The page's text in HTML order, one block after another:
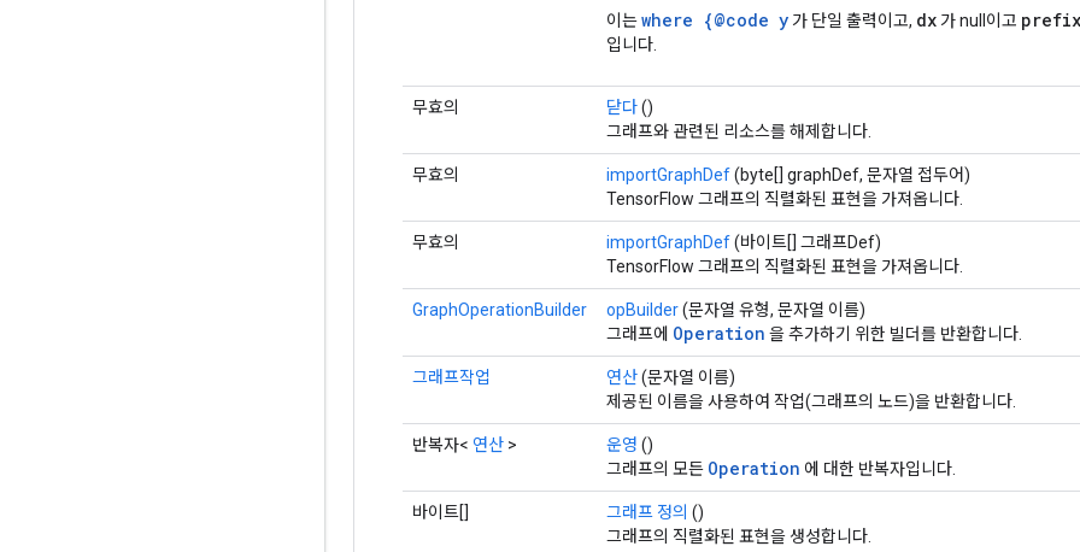
이는where {@code y 가 단일 출력이고, dx 가 null이고 prefix
입니다.
무효의 닫다()
그래프와 관련된 리소스를 해제합니다.
무효의 importGraphDef(byte[] graphDef, 문자열 접두어)
TensorFlow 그래프의 직렬화된 표현을 가져옵니다.
무효의 importGraphDef(바이트[] 그래프Def)
TensorFlow 그래프의 직렬화된 표현을 가져옵니다.
GraphOperationBuilder opBuilder(문자열 유형, 문자열 이름)
그래프에 Operation 을 추가하기 위한 빌더를 반환합니다.
그래프작업 연산(문자열 이름)
제공된 이름을 사용하여 작업(그래프의 노드)을 반환합니다.
반복자< 연산 > 운영 ()
그래프의 모든 Operation 에 대한 반복자입니다.
바이트[] 그래프 정의 ()
그래프의 직렬화된 표현을 생성합니다.